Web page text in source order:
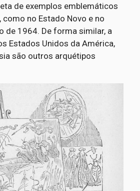
de exemplos emblemáticos
no Estado Novo e no
de 1964. De forma similar, a
Estados Unidos da América,
são outros arquétipos